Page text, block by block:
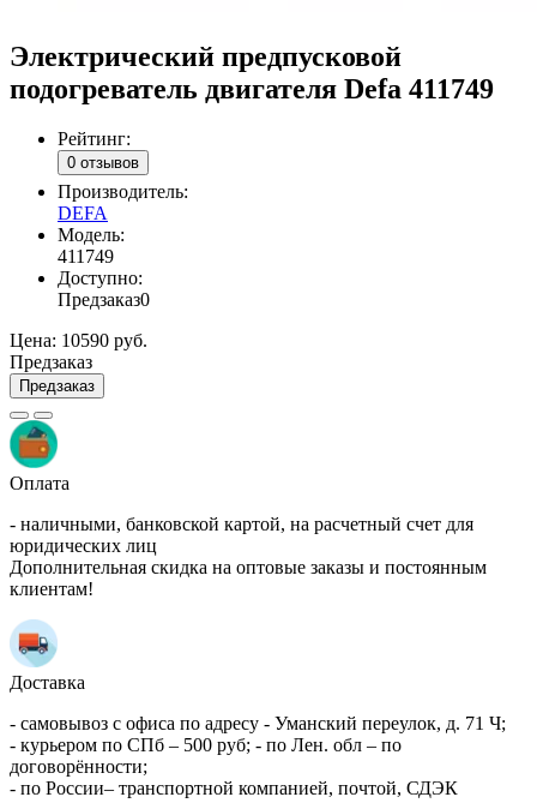
Электрический предпусковой
подогреватель двигателя Defa 411749
Рейтинг:
0 отзывов
Производитель:
DEFA
Модель:
411749
Доступно:
Предзаказ0
Цена: 10590 руб.
Предзаказ
Предзаказ
Оплата
- наличными, банковской картой, на расчетный счет для
юридических лиц
Дополнительная скидка на оптовые заказы и постоянным
клиентам!
Доставка
- самовывоз с офиса по адресу - Уманский переулок, д. 71 Ч;
- курьером по СПб – 500 руб; - по Лен. обл – по
договорённости;
- по России– транспортной компанией, почтой, СДЭК